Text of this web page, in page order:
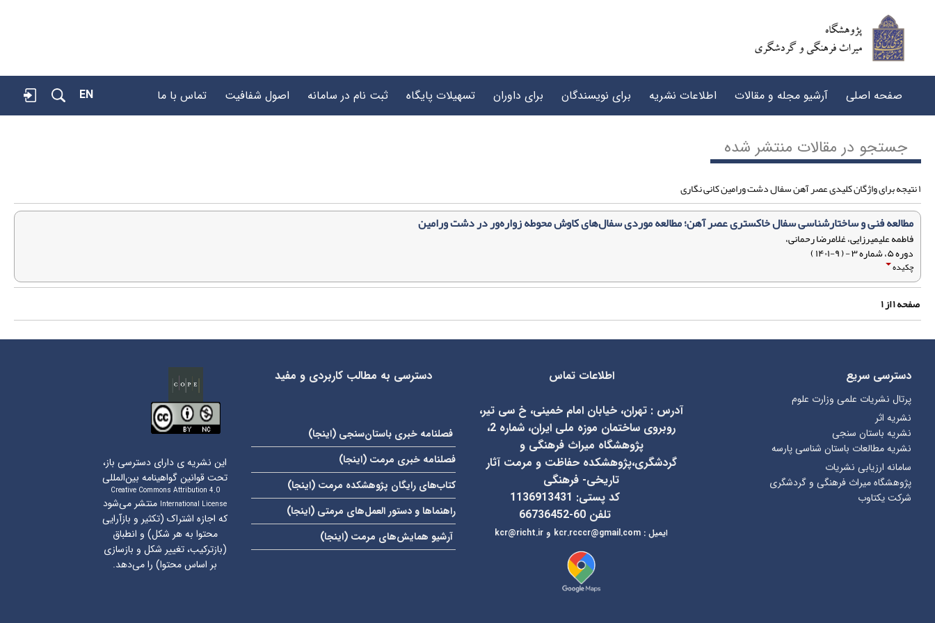
صفحه اصلی آرشیو مجله و مقالات اطلاعات نشریه برای نویسندگان برای داوران تسهیلات پایگاه ثبت نام در سامانه اصول شفافیت تماس با ما EN
جستجو در مقالات منتشر شده
۱ نتیجه برای واژگان کلیدی عصر آهن سفال دشت ورامین کانی نگاری
مطالعه فنی و ساختارشناسی سفال خاکستری عصر آهن؛ مطالعه موردی سفال‌های کاوش محوطه زواره‌ور در دشت ورامین
فاطمه علیمیرزایی، غلامرضا رحمانی،
دوره ۵، شماره ۳ - ( ۹-۱۴۰۱ )
چکیده
صفحه۱از۱
دسترسی سریع
پرتال نشریات علمی وزارت علوم
نشریه اثر
نشریه باستان سنجی
نشریه مطالعات باستان شناسی پارسه
سامانه ارزیابی نشریات
پژوهشگاه میراث فرهنگی و گردشگری
شرکت یکتاوب
اطلاعات تماس
آدرس : تهران، خیابان امام خمینی، خ سی تیر،
روبروی ساختمان موزه ملی ایران، شماره 2،
پژوهشگاه میراث فرهنگی و
گردشگری،پژوهشکده حفاظت و مرمت آثار
تاریخی- فرهنگی
کد پستی: 1136913431
تلفن 60-66736452
ایمیل: و kcr.rcccr@gmail.com
دسترسی به مطالب کاربردی و مفید
فصلنامه خبری باستان‌سنجی (اینجا)
فصلنامه خبری مرمت (اینجا)
کتاب‌های رایگان پژوهشکده مرمت (اینجا)
راهنماها و دستور العمل‌های مرمتی (اینجا)
آرشیو همایش‌های مرمت (اینجا)
این نشریه ی دارای دسترسی باز،
تحت قوانین گواهینامه بین‌المللی
Creative Commons Attribution 4.0
International License منتشر می‌شود
که اجازه اشتراک (تکثیر و بازآرایی
محتوا به هر شکل) و انطباق
(بازترکیب، تغییر شکل و بازسازی
بر اساس محتوا) را می‌دهد.